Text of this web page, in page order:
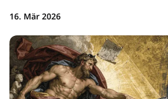
16. Mär 2026